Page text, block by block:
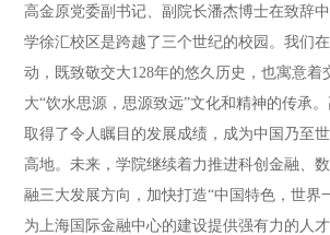
高金原党委副书记、副院长潘杰博士在致辞
学徐汇校区是跨越了三个世纪的校园。我们
动，既致敬交大128年的悠久历史，也寓意着
大“饮水思源，思源致远”文化和精神的传承。
取得了令人瞩目的发展成绩，成为中国乃至
高地。未来，学院继续着力推进科创金融、
融三大发展方向，加快打造“中国特色，世界
为上海国际金融中心的建设提供强有力的人才